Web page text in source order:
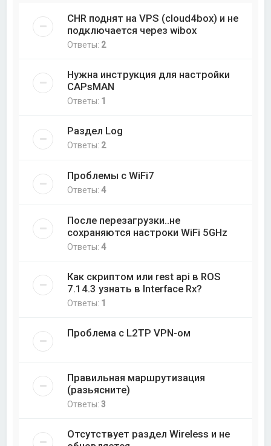
CHR поднят на VPS (cloud4box) и не
подключается через wibox
Ответы: 2
Нужна инструкция для настройки
CAPsMAN
Ответы: 1
Раздел Log
Ответы: 2
Проблемы с WiFi7
Ответы:4
После перезагрузки..не
сохраняются настроки WiFi 5GHz
Ответы:4
Как скриптом или rest api в ROS
7.14.3 узнать в Interface Rx?
Ответы: 1
Проблема с L2TP VPN-ом
Правильная маршрутизация
(разьясните)
Ответы:3
Отсутствует раздел Wireless и не